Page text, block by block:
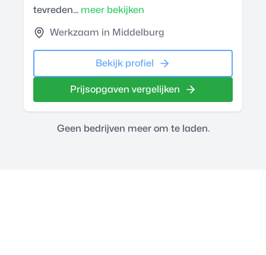
tevreden... meer bekijken
Werkzaam in Middelburg
Bekijk profiel
Prijsopgaven vergelijken
Geen bedrijven meer om te laden.